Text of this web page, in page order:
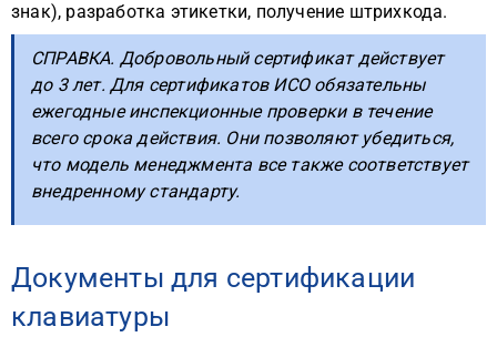
знак), разработка этикетки, получение штрихкода.
СПРАВКА. Добровольный сертификат действует
до 3 лет. Для сертификатов ИСО обязательны
ежегодные инспекционные проверки в течение
всего срока действия. Они позволяют убедиться,
что модель менеджмента все также соответствует
внедренному стандарту.
Документы для сертификации
клавиатуры